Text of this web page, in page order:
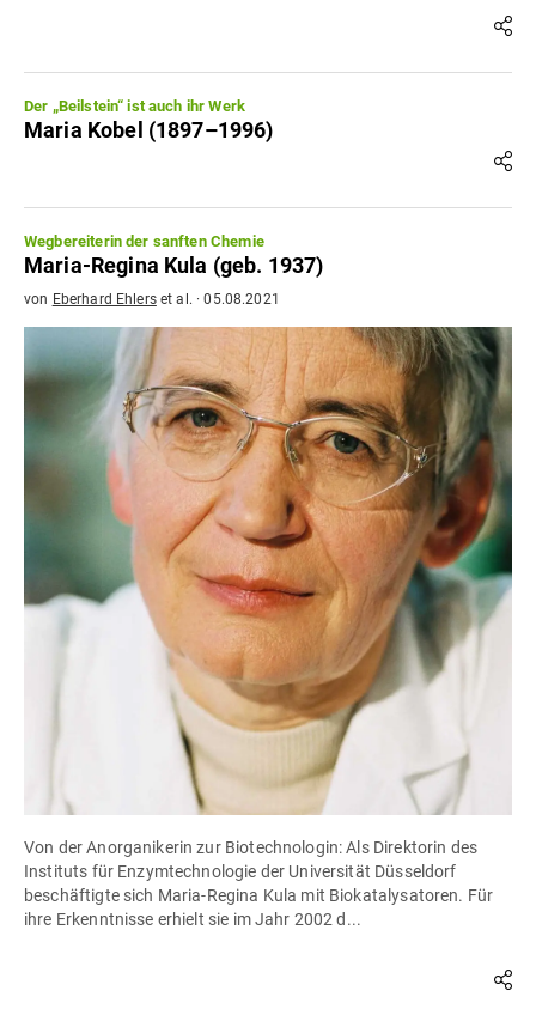
Der „Beilstein“ ist auch ihr Werk
Maria Kobel (1897–1996)
Wegbereiterin der sanften Chemie
Maria-Regina Kula (geb. 1937)
von Eberhard Ehlerset al. ·05.08.2021
Von der Anorganikerin zur Biotechnologin: Als Direktorin des
Instituts für Enzymtechnologie der Universität Düsseldorf
beschäftigte sich Maria-Regina Kula mit Biokatalysatoren. Für
ihre Erkenntnisse erhielt sie im Jahr 2002 d...